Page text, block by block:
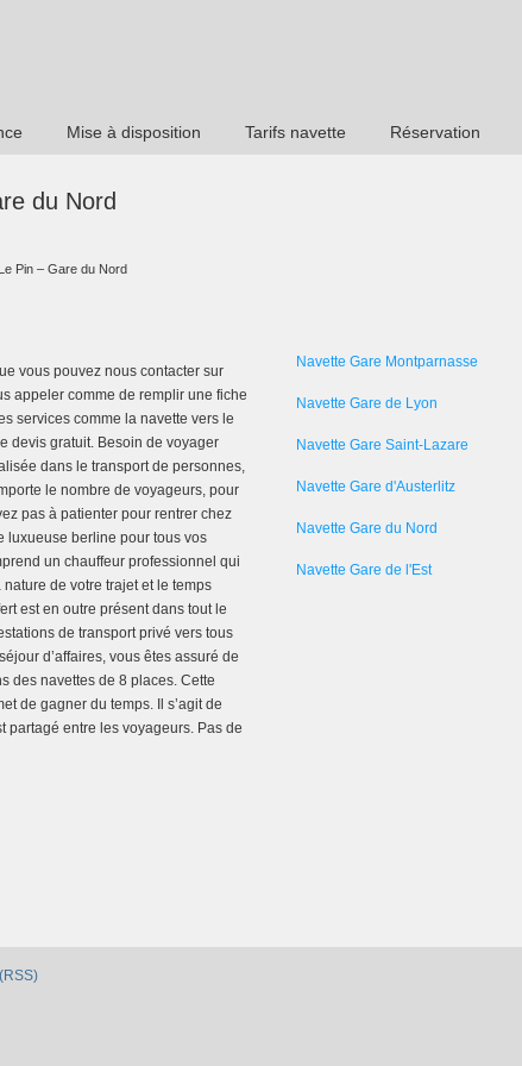
Mise à disposition Tarifs navette Réservation
du Nord
Pin – Gare du Nord
vous pouvez nous contacter sur
appeler comme de remplir une fiche
services comme la navette vers le
devis gratuit. Besoin de voyager
dans le transport de personnes,
le nombre de voyageurs, pour
pas à patienter pour rentrer chez
luxueuse berline pour tous vos
un chauffeur professionnel qui
de votre trajet et le temps
est en outre présent dans tout le
de transport privé vers tous
d’affaires, vous êtes assuré de
des navettes de 8 places. Cette
de gagner du temps. Il s’agit de
partagé entre les voyageurs. Pas de
Navette Gare Montparnasse
Navette Gare de Lyon
Navette Gare Saint-Lazare
Navette Gare d'Austerlitz
Navette Gare du Nord
Navette Gare de l'Est